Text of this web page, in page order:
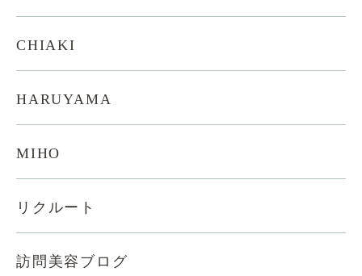
CHIAKI
HARUYAMA
MIHO
リクルート
訪問美容ブログ